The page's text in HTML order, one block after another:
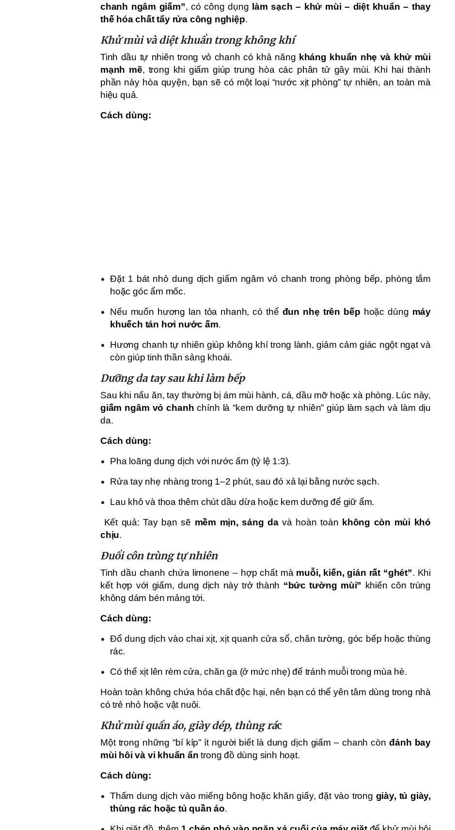
chanh ngâm giấm”, có công dụng làm sạch – khử mùi – diệt khuẩn – thay
thế hóa chất tẩy rửa công nghiệp.
Khử mùi và diệt khuẩn trong không khí
Tinh dầu tự nhiên trong vỏ chanh có khả năng kháng khuẩn nhẹ và khử mùi
mạnh mẽ, trong khi giấm giúp trung hòa các phân tử gây mùi. Khi hai thành
phần này hòa quyện, bạn sẽ có một loại “nước xịt phòng” tự nhiên, an toàn mà
hiệu quả.
Cách dùng:
Đặt 1 bát nhỏ dung dịch giấm ngâm vỏ chanh trong phòng bếp, phòng tắm
hoặc góc ẩm mốc.
Nếu muốn hương lan tỏa nhanh, có thể đun nhẹ trên bếp hoặc dùng máy
khuếch tán hơi nước ấm.
Hương chanh tự nhiên giúp không khí trong lành, giảm cảm giác ngột ngạt và
còn giúp tinh thần sảng khoái.
Dưỡng da tay sau khi làm bếp
Sau khi nấu ăn, tay thường bị ám mùi hành, cá, dầu mỡ hoặc xà phòng. Lúc này,
giấm ngâm vỏ chanh chính là “kem dưỡng tự nhiên” giúp làm sạch và làm dịu
da.
Cách dùng:
Pha loãng dung dịch với nước ấm (tỷ lệ 1:3).
Rửa tay nhẹ nhàng trong 1–2 phút, sau đó xả lại bằng nước sạch.
Lau khô và thoa thêm chút dầu dừa hoặc kem dưỡng để giữ ẩm.
Kết quả: Tay bạn sẽ mềm mịn, sáng davà hoàn toàn không còn mùi khó
chịu.
Đuổi côn trùng tự nhiên
Tinh dầu chanh chứa limonene – hợp chất mà muỗi, kiến, gián rất “ghét”. Khi
kết hợp với giấm, dung dịch này trở thành “bức tường mùi” khiến côn trùng
không dám bén mảng tới.
Cách dùng:
Đổ dung dịch vào chai xịt, xịt quanh cửa sổ, chân tường, góc bếp hoặc thùng
rác.
Có thể xịt lên rèm cửa, chăn ga (ở mức nhẹ) để tránh muỗi trong mùa hè.
Hoàn toàn không chứa hóa chất độc hại, nên bạn có thể yên tâm dùng trong nhà
có trẻ nhỏ hoặc vật nuôi.
Khử mùi quần áo, giày dép, thùng rác
Một trong những “bí kíp” ít người biết là dung dịch giấm – chanh cònđánh bay
mùi hôi và vi khuẩn ẩn trong đồ dùng sinh hoạt.
Cách dùng:
Thấm dung dịch vào miếng bông hoặc khăn giấy, đặt vào trong giày, tủ giày,
thùng rác hoặc tủ quần áo.